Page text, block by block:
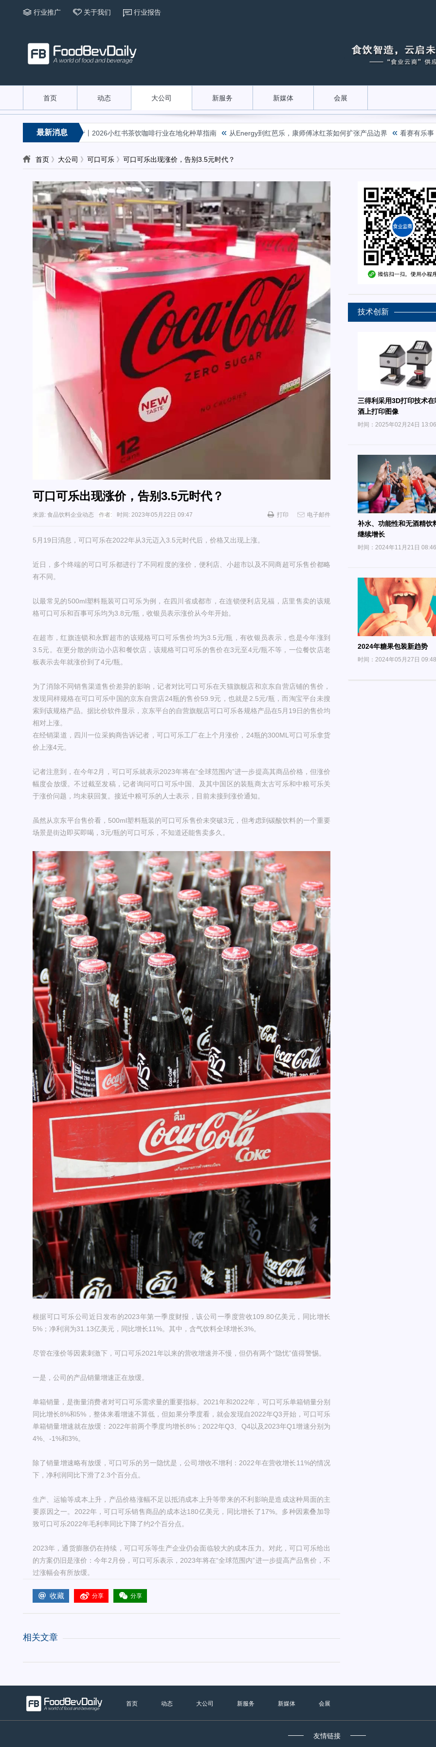
行业推广 关于我们 行业报告
首页 动态 大公司 新服务 新媒体 会展
最新消息
兴趣经营丨2026小红书茶饮咖啡行业在地化种草指南 « 从Energy到红芭乐，康师傅冰红茶如何扩张产品边界 « 看赛有乐事！群
首页 》 大公司 》 可口可乐 》 可口可乐出现涨价，告别3.5元时代？
可口可乐出现涨价，告别3.5元时代？
来源: 食品饮料企业动态 作者: 时间: 2023年05月22日 09:47 打印 电子邮件
5月19日消息，可口可乐在2022年从3元迈入3.5元时代后，价格又出现上涨。
近日，多个终端的可口可乐都进行了不同程度的涨价，便利店、小超市以及不同商超可乐售价都略
有不同。
以最常见的500ml塑料瓶装可口可乐为例，在四川省成都市，在连锁便利店见福，店里售卖的该规
格可口可乐和百事可乐均为3.8元/瓶，收银员表示涨价从今年开始。
在超市，红旗连锁和永辉超市的该规格可口可乐售价均为3.5元/瓶，有收银员表示，也是今年涨到
3.5元。在更分散的街边小店和餐饮店，该规格可口可乐的售价在3元至4元/瓶不等，一位餐饮店老
板表示去年就涨价到了4元/瓶。
为了消除不同销售渠道售价差异的影响，记者对比可口可乐在天猫旗舰店和京东自营店铺的售价，
发现同样规格在可口可乐中国的京东自营店24瓶的售价59.9元，也就是2.5元/瓶，而淘宝平台未搜
索到该规格产品。据比价软件显示，京东平台的自营旗舰店可口可乐各规格产品在5月19日的售价均
相对上涨。
在经销渠道，四川一位采购商告诉记者，可口可乐工厂在上个月涨价，24瓶的300ML可口可乐拿货
价上涨4元。
记者注意到，在今年2月，可口可乐就表示2023年将在“全球范围内”进一步提高其商品价格，但涨价
幅度会放缓。不过截至发稿，记者询问可口可乐中国、及其中国区的装瓶商太古可乐和中粮可乐关
于涨价问题，均未获回复。接近中粮可乐的人士表示，目前未接到涨价通知。
虽然从京东平台售价看，500ml塑料瓶装的可口可乐售价未突破3元，但考虑到碳酸饮料的一个重要
场景是街边即买即喝，3元/瓶的可口可乐，不知道还能售卖多久。
根据可口可乐公司近日发布的2023年第一季度财报，该公司一季度营收109.80亿美元，同比增长
5%；净利润为31.13亿美元，同比增长11%。其中，含气饮料全球增长3%。
尽管在涨价等因素刺激下，可口可乐2021年以来的营收增速并不慢，但仍有两个“隐忧”值得警惕。
一是，公司的产品销量增速正在放缓。
单箱销量，是衡量消费者对可口可乐需求量的重要指标。2021年和2022年，可口可乐单箱销量分别
同比增长8%和5%，整体来看增速不算低，但如果分季度看，就会发现自2022年Q3开始，可口可乐
单箱销量增速就在放缓：2022年前两个季度均增长8%；2022年Q3、Q4以及2023年Q1增速分别为
4%、-1%和3%。
除了销量增速略有放缓，可口可乐的另一隐忧是，公司增收不增利：2022年在营收增长11%的情况
下，净利润同比下滑了2.3个百分点。
生产、运输等成本上升，产品价格涨幅不足以抵消成本上升等带来的不利影响是造成这种局面的主
要原因之一。2022年，可口可乐销售商品的成本达180亿美元，同比增长了17%。多种因素叠加导
致可口可乐2022年毛利率同比下降了约2个百分点。
2023年，通货膨胀仍在持续，可口可乐等生产企业仍会面临较大的成本压力。对此，可口可乐给出
的方案仍旧是涨价：今年2月份，可口可乐表示，2023年将在“全球范围内”进一步提高产品售价，不
过涨幅会有所放缓。
收藏 分享 分享
相关文章
技术创新
三得利采用3D打印技术在
酒上打印图像
时间：2025年02月24日 13:06
补水、功能性和无酒精饮
继续增长
时间：2024年11月21日 08:46
2024年糖果包装新趋势
时间：2024年05月27日 09:48
首页 动态 大公司 新服务 新媒体 会展
友情链接